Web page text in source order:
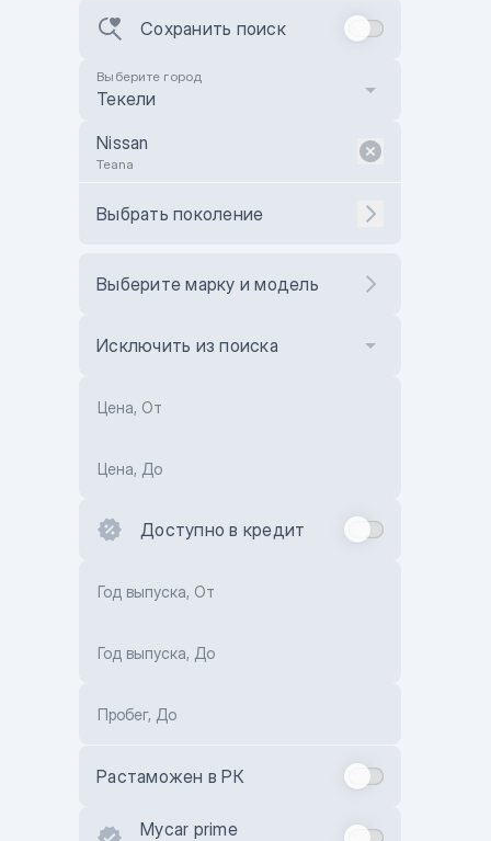
Сохранить поиск
Выберите город
Текели
Nissan
Teana
Выбрать поколение
Выберите марку и модель
Исключить из поиска
Цена, От
Цена, До
Доступно в кредит
Год выпуска, От
Год выпуска, До
Пробег, До
Растаможен в РК
Mycar prime